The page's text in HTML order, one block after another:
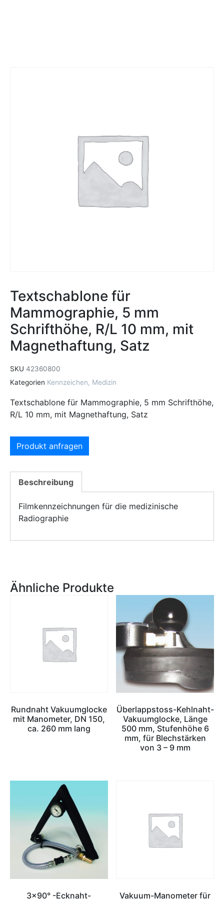
Textschablone für
Mammographie, 5 mm
Schrifthöhe, R/L 10 mm, mit
Magnethaftung, Satz
SKU 42360800
Kategorien Kennzeichen, Medizin
Textschablone für Mammographie, 5 mm Schrifthöhe,
R/L 10 mm, mit Magnethaftung, Satz
Produkt anfragen
Beschreibung
Filmkennzeichnungen für die medizinische
Radiographie
Ähnliche Produkte
Rundnaht Vakuumglocke
mit Manometer, DN 150,
ca. 260 mm lang
Überlappstoss-Kehlnaht-
Vakuumglocke, Länge
500 mm, Stufenhöhe 6
mm, für Blechstärken
von 3 – 9 mm
3×90° -Ecknaht- Vakuum-Manometer für